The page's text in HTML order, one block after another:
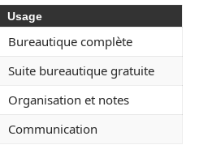
Usage
Bureautique complète
Suite bureautique gratuite
Organisation et notes
Communication